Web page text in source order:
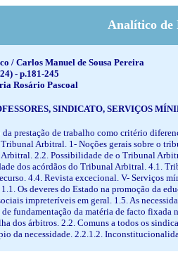
Analítico de
/ Carlos Manuel de Sousa Pereira
- p.181-245
Rosário Pascoal
SINDICATO, SERVIÇOS
prestação de trabalho como critério
Arbitral. 1- Noções gerais sobre o
2.2. Possibilidade de o Tribunal
dos acórdãos do Tribunal Arbitral. 4.1.
4.4. Revista excecional. V- Serviços
Os deveres do Estado na promoção da
impreteríveis em geral. 1.5. As
fundamentação da matéria de facto
dos árbitros. 2.2. Comuns a todos os
da necessidade. 2.2.1.2.